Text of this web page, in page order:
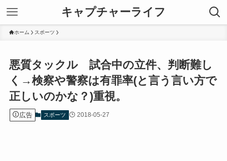
キャプチャーライフ
ホーム スポーツ
悪質タックル 試合中の立件、判断難し
く→検察や警察は有罪率(と言う言い方で
正しいのかな？)重視。
広告 スポーツ 2018-05-27